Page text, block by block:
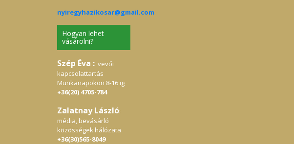
nyiregyhazikosar@gmail.com
Hogyan lehet
vásárolni?
Szép Éva : vevői
kapcsolattartás
Munkanapokon 8-16 ig
+36(20) 4705-784
Zalatnay László:
média, bevásárló
közösségek hálózata
+36(30)565-8049